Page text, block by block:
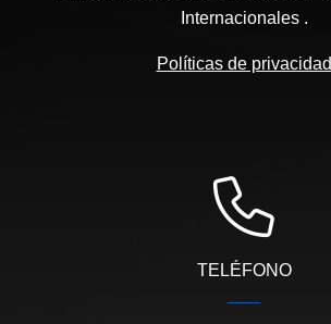
Internacionales .
Políticas de privacidad
TELÉFONO